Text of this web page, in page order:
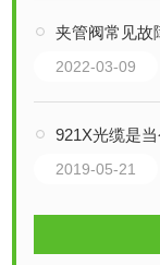
夹管阀常见故
2022-03-09
921X光缆是
2019-05-21